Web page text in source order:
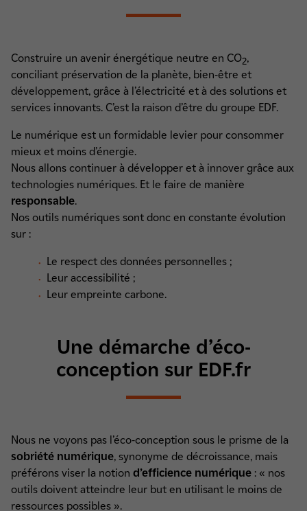
Construire un avenir énergétique neutre en CO2,
conciliant préservation de la planète, bien-être et
développement, grâce à l’électricité et à des solutions et
services innovants. C’est la raison d’être du groupe EDF.
Le numérique est un formidable levier pour consommer
mieux et moins d’énergie.
Nous allons continuer à développer et à innover grâce aux
technologies numériques. Et le faire de manière
responsable.
Nos outils numériques sont donc en constante évolution
sur :
Le respect des données personnelles ;
Leur accessibilité ;
Leur empreinte carbone.
Une démarche d’éco-
conception sur EDF.fr
Nous ne voyons pas l’éco-conception sous le prisme de la
sobriété numérique, synonyme de décroissance, mais
préférons viser la notion d’efficience numérique : « nos
outils doivent atteindre leur but en utilisant le moins de
ressources possibles ».